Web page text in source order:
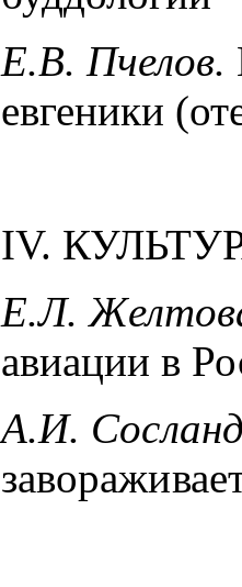
Е.В. Пчелов.
евгеники
IV.
Е.Л.
авиации в
А.И.